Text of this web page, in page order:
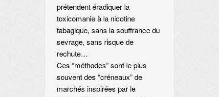
prétendent éradiquer la
toxicomanie à la nicotine
tabagique, sans la souffrance du
sevrage, sans risque de
rechute…
Ces “méthodes” sont le plus
souvent des “créneaux” de
marchés inspirées par le